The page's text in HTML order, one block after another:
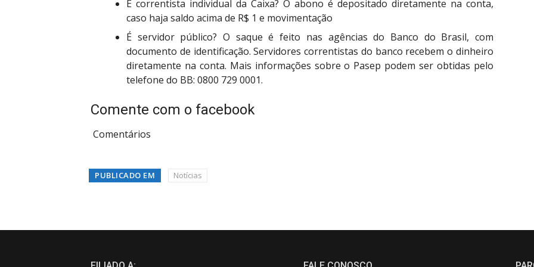
É correntista individual da Caixa? O abono é depositado diretamente na conta,
caso haja saldo acima de R$ 1 e movimentação
É servidor público? O saque é feito nas agências do Banco do Brasil, com
documento de identificação. Servidores correntistas do banco recebem o dinheiro
diretamente na conta. Mais informações sobre o Pasep podem ser obtidas pelo
telefone do BB: 0800 729 0001.
Comente com o facebook
Comentários
PUBLICADO EM Notícias